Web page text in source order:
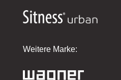
Weitere Marke: